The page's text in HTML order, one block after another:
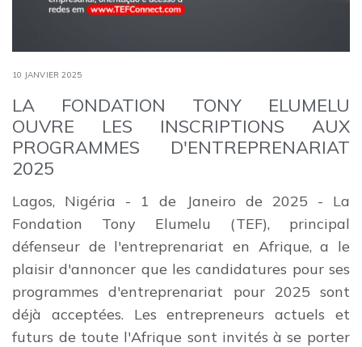
10 JANVIER 2025
LA FONDATION TONY ELUMELU
OUVRE LES INSCRIPTIONS AUX
PROGRAMMES D'ENTREPRENARIAT
2025
Lagos, Nigéria - 1 de Janeiro de 2025 - La
Fondation Tony Elumelu (TEF), principal
défenseur de l'entreprenariat en Afrique, a le
plaisir d'annoncer que les candidatures pour ses
programmes d'entreprenariat pour 2025 sont
déjà acceptées. Les entrepreneurs actuels et
futurs de toute l'Afrique sont invités à se porter